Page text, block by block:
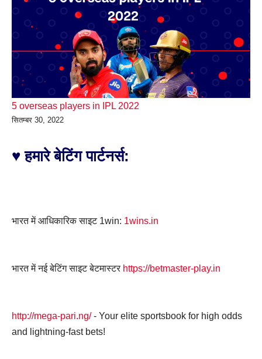
5 overseas players in IPL 2022
सितम्बर 30, 2022
♥ हमारे बेटिंग पार्टनर्स:
भारत में आधिकारिक साइट 1win: 1wins.in
भारत में नई बेटिंग साइट बेटमास्टर https://betmaster-play.in
http://mega-pari.ng/- Your elite sportsbook for high odds
and lightning-fast bets!